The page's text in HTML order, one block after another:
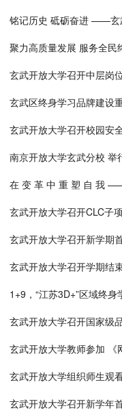
玄武区终身学习品牌建设
玄武开放大学召开新学期
玄武开放大学召开学期结
1+9，“江苏3D+”区域终
玄武开放大学召开国家级
玄武开放大学召开新学年